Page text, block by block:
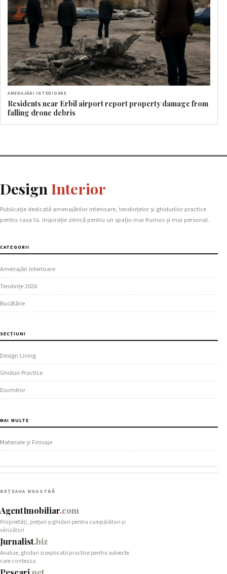
AMENAJĂRI INTERIOARE
Residents near Erbil airport report property damage from
falling drone debris
Design Interior
Publicație dedicată amenajărilor interioare, tendințelor și ghidurilor practice
pentru casa ta. Inspirație zilnică pentru un spațiu mai frumos și mai personal.
CATEGORII
Amenajări Interioare
Tendințe 2026
Bucătărie
SECȚIUNI
Design Living
Ghiduri Practice
Dormitor
MAI MULTE
Materiale și Finisaje
REȚEAUA NOASTRĂ
AgentImobiliar.com
Proprietăți, prețuri și ghiduri pentru cumpărători și
vânzători
Jurnalist.biz
Analize, ghiduri si explicatii practice pentru subiecte
care conteaza.